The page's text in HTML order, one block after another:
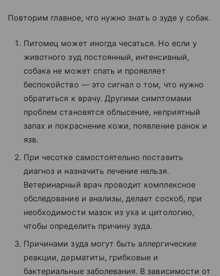
Повторим главное, что нужно знать о зуде у собак.
Питомец может иногда чесаться. Но если у
животного зуд постоянный, интенсивный,
собака не может спать и проявляет
беспокойство — это сигнал о том, что нужно
обратиться к врачу. Другими симптомами
проблем становятся облысение, неприятный
запах и покраснение кожи, появление ранок и
язв.
При чесотке самостоятельно поставить
диагноз и назначить лечение нельзя.
Ветеринарный врач проводит комплексное
обследование и анализы, делает соскоб, при
необходимости мазок из уха и цитологию,
чтобы определить причину зуда.
Причинами зуда могут быть аллергические
реакции, дерматиты, грибковые и
бактериальные заболевания. В зависимости от